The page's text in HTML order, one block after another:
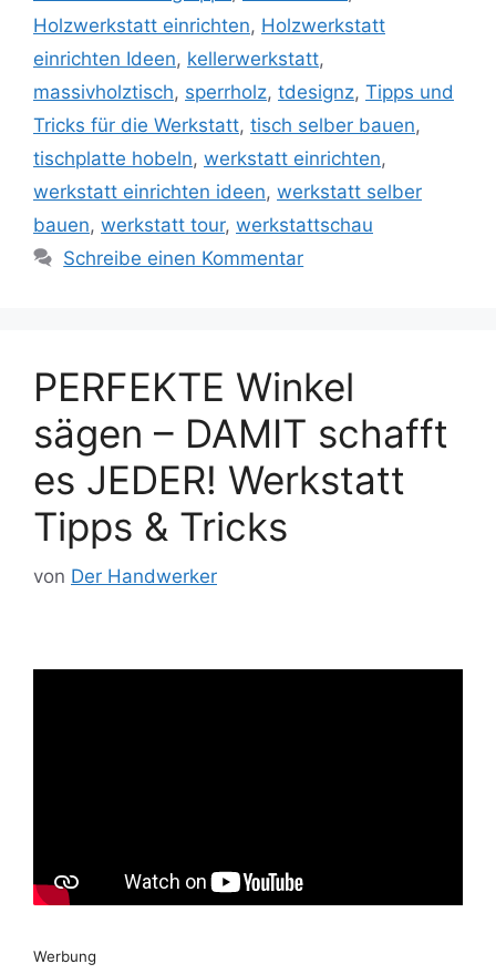
Holzwerkstatt einrichten, Holzwerkstatt
einrichten Ideen, kellerwerkstatt,
massivholztisch, sperrholz, tdesignz, Tipps und
Tricks für die Werkstatt, tisch selber bauen,
tischplatte hobeln, werkstatt einrichten,
werkstatt einrichten ideen, werkstatt selber
bauen, werkstatt tour, werkstattschau
Schreibe einen Kommentar
PERFEKTE Winkel
sägen – DAMIT schafft
es JEDER! Werkstatt
Tipps & Tricks
von Der Handwerker
Werbung